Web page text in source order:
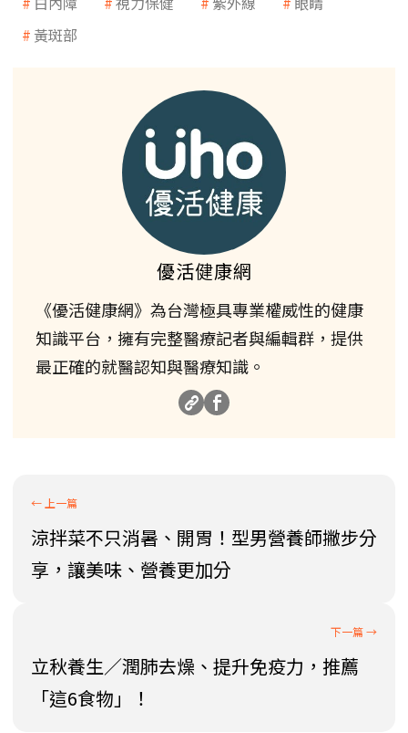
黃斑部
優活健康網
《優活健康網》為台灣極具專業權威性的健康
知識平台，擁有完整醫療記者與編輯群，提供
最正確的就醫認知與醫療知識。
涼拌菜不只消暑、開胃！型男營養師撇步分
享，讓美味、營養更加分
立秋養生／潤肺去燥、提升免疫力，推薦
「這6食物」！